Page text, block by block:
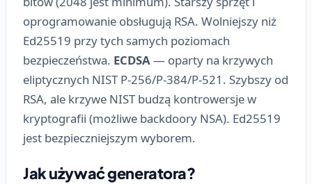
oprogramowanie obsługują RSA. Wolniejszy niż
Ed25519 przy tych samych poziomach
bezpieczeństwa. ECDSA— oparty na krzywych
eliptycznych NIST P-256/P-384/P-521. Szybszy od
RSA, ale krzywe NIST budzą kontrowersje w
kryptografii (możliwe backdoory NSA). Ed25519
jest bezpieczniejszym wyborem.
Jak używać generatora?